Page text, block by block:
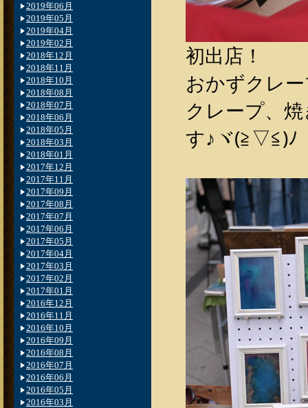
初出店！
おかずクレ
クレープ、
す♪ヾ(≧▽≦)ﾉ
2019年06月
2019年05月
2019年04月
2019年02月
2018年12月
2018年11月
2018年10月
2018年08月
2018年07月
2018年06月
2018年05月
2018年03月
2018年01月
2017年12月
2017年11月
2017年09月
2017年08月
2017年07月
2017年06月
2017年05月
2017年04月
2017年03月
2017年02月
2017年01月
2016年12月
2016年11月
2016年10月
2016年09月
2016年08月
2016年07月
2016年06月
2016年05月
2016年03月